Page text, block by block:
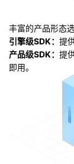
丰富的产品形态
引擎级SDK： 提
产品级SDK： 提
即用。